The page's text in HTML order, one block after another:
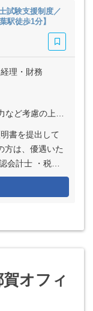
試験支援制度／
駅徒歩1分】
理・財務
5万2000円）を含む ※超過分は別途全額支給
書を提出して
会計士 ・税理
者
オフィ